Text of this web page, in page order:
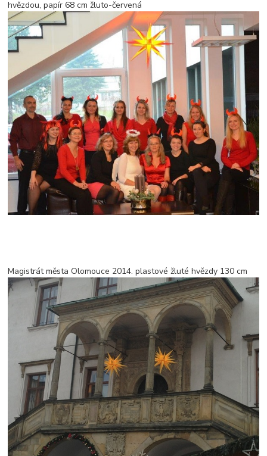
hvězdou, papír 68 cm žluto-červená
Magistrát města Olomouce 2014. plastové žluté hvězdy 130 cm